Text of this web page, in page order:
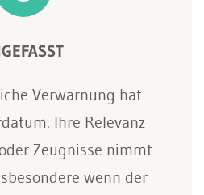
Verwarnung hat
Ihre Relevanz
Zeugnisse nimmt
wenn der